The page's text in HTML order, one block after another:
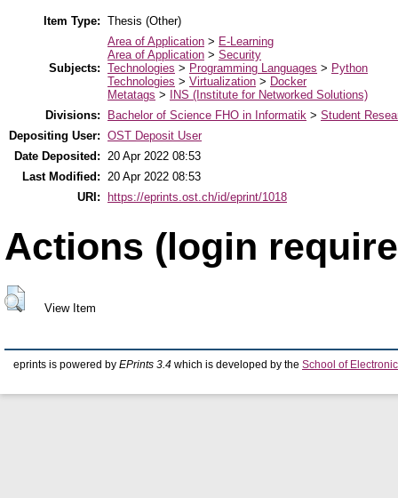
Item Type: Thesis (Other)
Subjects:
Area of Application > E-Learning
Area of Application > Security
Technologies > Programming Languages > Python
Technologies > Virtualization > Docker
Metatags >
INS (Institute for Networked Solutions)
Divisions:
Bachelor of Science FHO in Informatik > Student
Depositing User: OST Deposit User
Date Deposited: 20 Apr 2022 08:53
Last Modified: 20 Apr 2022 08:53
URI:
https://eprints.ost.ch/id/eprint/1018
Actions (login
View Item
eprints is powered by EPrints 3.4 which is developed by the School of